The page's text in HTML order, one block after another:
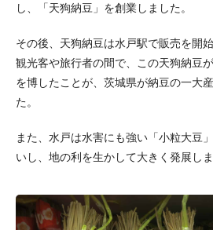
し、「天狗納豆」を創業しました。
その後、天狗納豆は水戸駅で販売を開
観光客や旅行者の間で、この天狗納豆
を博したことが、茨城県が納豆の一大
た。
また、水戸は水害にも強い「小粒大豆
いし、地の利を生かして大きく発展しま